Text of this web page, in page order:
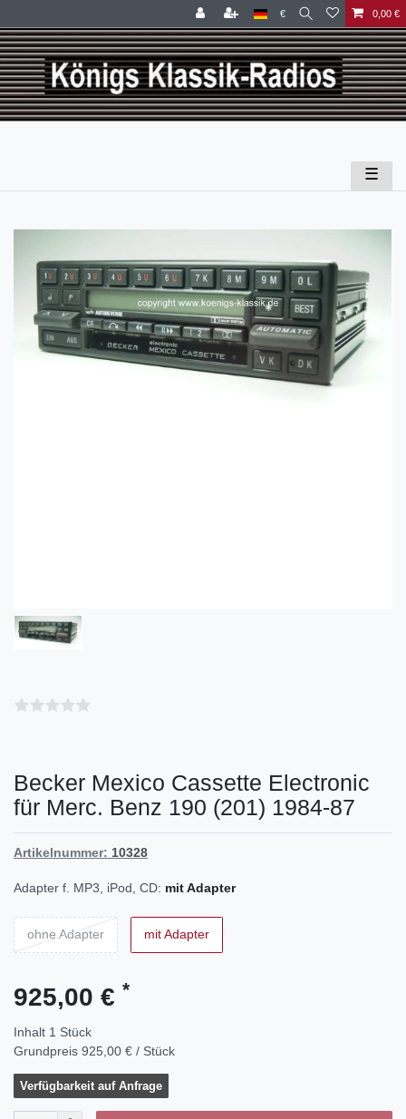
€ 0,00 €
☰
Becker Mexico Cassette Electronic
für Merc. Benz 190 (201) 1984-87
Artikelnummer: 10328
Adapter f. MP3, iPod, CD: mit Adapter
ohne Adapter mit Adapter
925,00 € *
Inhalt 1 Stück
Grundpreis 925,00 € / Stück
Verfügbarkeit auf Anfrage